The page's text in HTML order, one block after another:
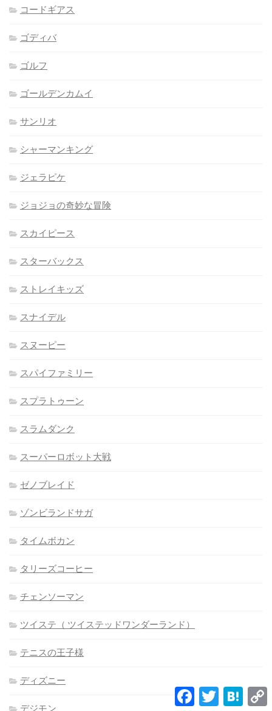
コードギアス
ゴディバ
ゴルフ
ゴールデンカムイ
サンリオ
シャーマンキング
ジェラピケ
ジョジョの奇妙な冒険
スカイピース
スターバックス
ストレイキッズ
スナイデル
スヌーピー
スパイファミリー
スプラトゥーン
スラムダンク
スーパーロボット大戦
ゼノブレイド
ゾンビランドサガ
タイムボカン
タリーズコーヒー
チェンソーマン
ツイステ（ ツイステッドワンダーランド）
テニスの王子様
ディズニー
デジモン
FacebookTwitter Hatena